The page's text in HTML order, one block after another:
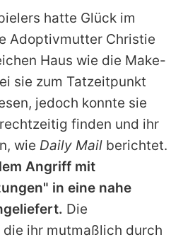
hatte Glück im
Adoptivmutter Christie
Haus wie die Make-
sie zum Tatzeitpunkt
jedoch konnte sie
finden und ihr
wie Daily Mail berichtet.
Angriff mit
in eine nahe
Die
ihr mutmaßlich durch